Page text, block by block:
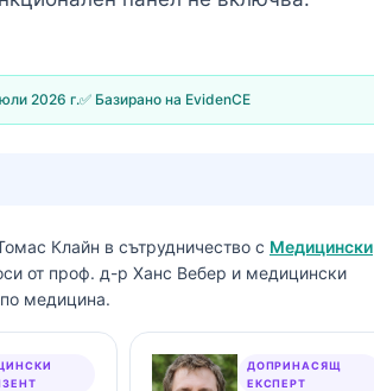
2026 г.✅ Базирано на EvidenCE
Клайн в сътрудничество с Медицински
от проф. д-р Ханс Вебер и медицински
медицина.
ДОПРИНАСЯЩ
ЕКСПЕРТ